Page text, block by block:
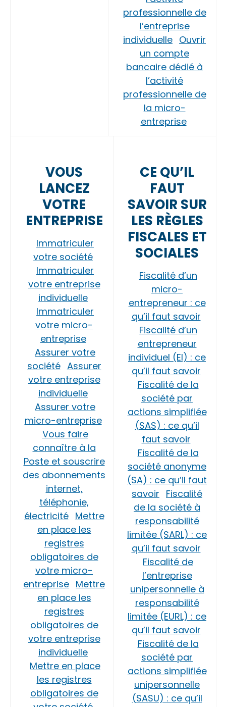
professionnelle de
l’entreprise
individuelle Ouvrir
un compte
bancaire dédié à
l’activité
professionnelle de
la micro-
entreprise
VOUS
LANCEZ
VOTRE
ENTREPRISE
Immatriculer
votre société
Immatriculer
votre entreprise
individuelle
Immatriculer
votre micro-
entreprise
Assurer votre
société Assurer
votre entreprise
individuelle
Assurer votre
micro-entreprise
Vous faire
connaître à la
Poste et souscrire
des abonnements
internet,
téléphonie,
électricité Mettre
en place les
registres
obligatoires de
votre micro-
entreprise Mettre
en place les
registres
obligatoires de
votre entreprise
individuelle
Mettre en place
les registres
obligatoires de
CE QU’IL
FAUT
SAVOIR SUR
LES RÈGLES
FISCALES ET
SOCIALES
Fiscalité d’un
micro-
entrepreneur : ce
qu’il faut savoir
Fiscalité d’un
entrepreneur
individuel (EI) : ce
qu’il faut savoir
Fiscalité de la
société par
actions simplifiée
(SAS) : ce qu’il
faut savoir
Fiscalité de la
société anonyme
(SA) : ce qu’il faut
savoir Fiscalité
de la société à
responsabilité
limitée (SARL) : ce
qu’il faut savoir
Fiscalité de
l’entreprise
unipersonnelle à
responsabilité
limitée (EURL) : ce
qu’il faut savoir
Fiscalité de la
société par
actions simplifiée
unipersonnelle
(SASU) : ce qu’il